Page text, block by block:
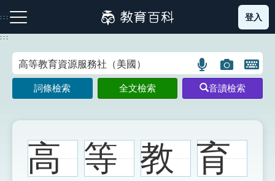
到
主
:::
注音索引圖示 筆畫索引圖示 部首索引表圖示
登入
:::
語
言
搜
示
圖
片
搜
示
開
鍵
圖
詞條檢索 全文檢索 音讀檢索
高 等 教 育